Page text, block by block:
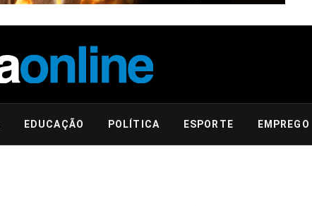
EDUCAÇÃO POLÍTICA ESPORTE EMPREGO